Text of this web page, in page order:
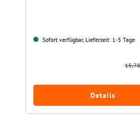
Sofort verfügbar, Lieferzeit: 1-5 Tage
Details